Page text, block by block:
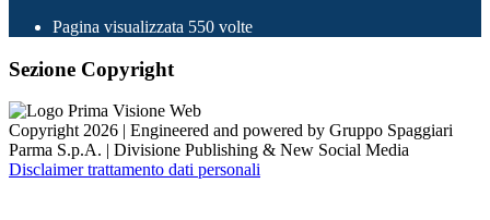
Pagina visualizzata 550 volte
Sezione Copyright
Copyright 2026 | Engineered and powered by Gruppo Spaggiari
Parma S.p.A. | Divisione Publishing & New Social Media
Disclaimer trattamento dati personali